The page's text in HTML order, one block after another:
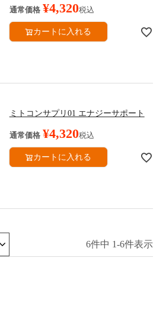
通常価格 ¥4,320税込
カートに入れる
ミトコンサプリ01 エナジーサポート
通常価格 ¥4,320税込
カートに入れる
6件中 1-6件表示